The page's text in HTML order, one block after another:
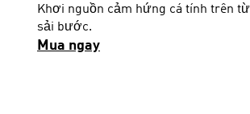
Khơi nguồn cảm hứng cá tính trên
sải bước.
Mua ngay